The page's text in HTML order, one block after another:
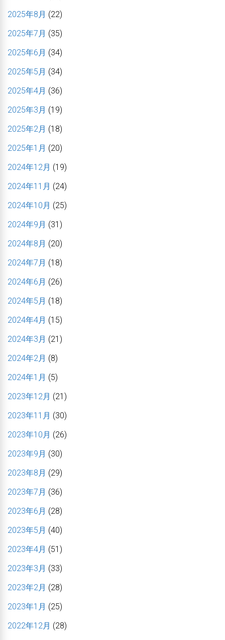
2025年8月 (22)
2025年7月 (35)
2025年6月 (34)
2025年5月 (34)
2025年4月 (36)
2025年3月 (19)
2025年2月 (18)
2025年1月 (20)
2024年12月 (19)
2024年11月 (24)
2024年10月 (25)
2024年9月 (31)
2024年8月 (20)
2024年7月 (18)
2024年6月 (26)
2024年5月 (18)
2024年4月 (15)
2024年3月 (21)
2024年2月 (8)
2024年1月 (5)
2023年12月 (21)
2023年11月 (30)
2023年10月 (26)
2023年9月 (30)
2023年8月 (29)
2023年7月 (36)
2023年6月 (28)
2023年5月 (40)
2023年4月 (51)
2023年3月 (33)
2023年2月 (28)
2023年1月 (25)
2022年12月 (28)